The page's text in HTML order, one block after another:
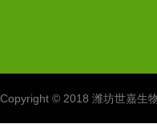
Copyright © 2018 潍坊世嘉